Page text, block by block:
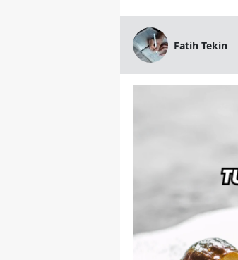
Fatih Tekin